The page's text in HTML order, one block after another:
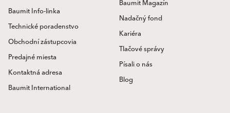
Baumit Magazín
Nadačný fond
Kariéra
Tlačové správy
Písali o nás
Blog
Baumit Info-linka
Technické poradenstvo
Obchodní zástupcovia
Predajné miesta
Kontaktná adresa
Baumit International